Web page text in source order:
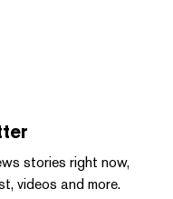
stories right now,
videos and more.